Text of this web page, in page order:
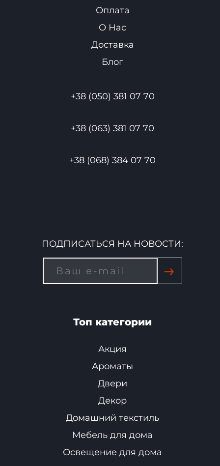
Оплата
О Нас
Доставка
Блог
+38 (050) 381 07 70
+38 (063) 381 07 70
+38 (068) 384 07 70
ПОДПИСАТЬСЯ НА НОВОСТИ:
→
Топ категории
Акция
Ароматы
Двери
Декор
Домашний текстиль
Мебель для дома
Освещение для дома